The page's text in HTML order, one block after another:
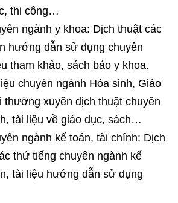
thi công…
ngành y khoa: Dịch thuật các
hướng dẫn sử dụng chuyên
tham khảo, sách báo y khoa.
chuyên ngành Hóa sinh, Giáo
thường xuyên dịch thuật chuyên
tài liệu về giáo dục, sách…
ngành kế toán, tài chính: Dịch
thứ tiếng chuyên ngành kế
tài liệu hướng dẫn sử dụng